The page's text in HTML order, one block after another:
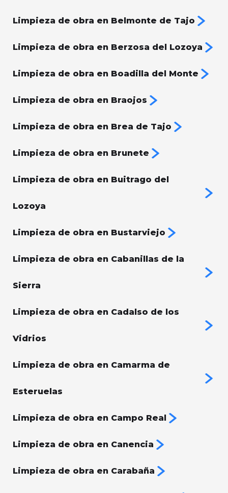
Limpieza de obra en Belmonte de Tajo
Limpieza de obra en Berzosa del Lozoya
Limpieza de obra en Boadilla del Monte
Limpieza de obra en Braojos
Limpieza de obra en Brea de Tajo
Limpieza de obra en Brunete
Limpieza de obra en Buitrago del
Lozoya
Limpieza de obra en Bustarviejo
Limpieza de obra en Cabanillas de la
Sierra
Limpieza de obra en Cadalso de los
Vidrios
Limpieza de obra en Camarma de
Esteruelas
Limpieza de obra en Campo Real
Limpieza de obra en Canencia
Limpieza de obra en Carabaña